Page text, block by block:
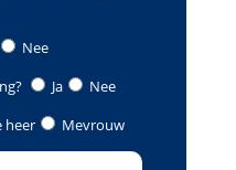
Nee
Ja
Nee
heer Mevrouw